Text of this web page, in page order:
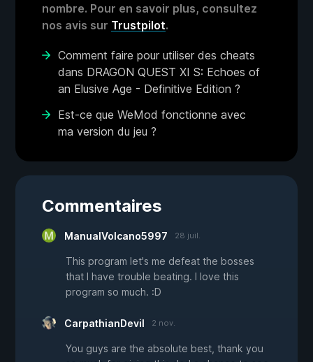
nombre. Pour en savoir plus, consultez
nos avis sur Trustpilot.
Comment faire pour utiliser des cheats
dans DRAGON QUEST XI S: Echoes of
an Elusive Age - Definitive Edition ?
Est-ce que WeMod fonctionne avec
ma version du jeu ?
Commentaires
ManualVolcano5997 28 juil.
This program let's me defeat the bosses
that I have trouble beating. I love this
program so much. :D
CarpathianDevil 2 nov.
You guys are the absolute best, thank you